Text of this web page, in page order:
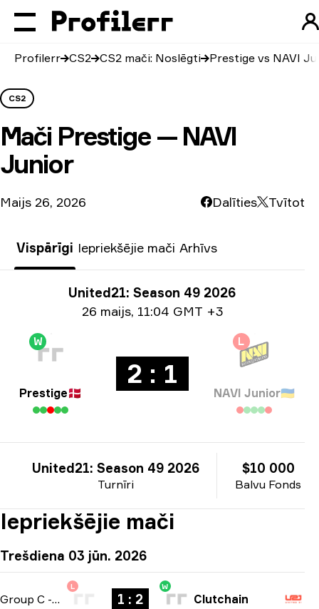
Profilerr CS2 CS2 mači: Noslēgti Prestige vs NAVI
CS2
Mači Prestige — NAVI
Junior
Maijs 26, 2026 Dalīties Tvītot
Vispārīgi Iepriekšējie mači Arhīvs
United21: Season 49 2026
Informācija par datumu
26 maijs, 11:04 GMT +3
W
Prestige🇩🇰
2 : 1
L
NAVI Junior🇺🇦
Turnīri
United21: Season 49 2026
Balvu Fonds
$10 000
Iepriekšējie mači
Trešdiena 03 jūn. 2026
Group C - bo3
L
1 : 2
W
Clutchain